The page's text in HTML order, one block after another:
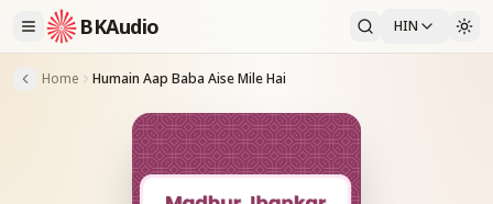
BKAudio HIN
Home Humain Aap Baba Aise Mile Hai